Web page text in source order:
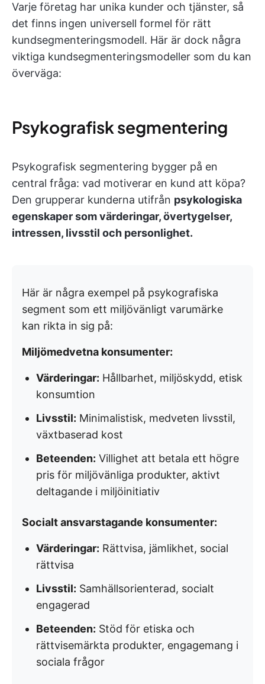
Varje företag har unika kunder och tjänster, så
det finns ingen universell formel för rätt
kundsegmenteringsmodell. Här är dock några
viktiga kundsegmenteringsmodeller som du kan
överväga:
Psykografisk segmentering
Psykografisk segmentering bygger på en
central fråga: vad motiverar en kund att köpa?
Den grupperar kunderna utifrån psykologiska
egenskaper som värderingar, övertygelser,
intressen, livsstil och personlighet.
Här är några exempel på psykografiska
segment som ett miljövänligt varumärke
kan rikta in sig på:
Miljömedvetna konsumenter:
Värderingar: Hållbarhet, miljöskydd, etisk
konsumtion
Livsstil: Minimalistisk, medveten livsstil,
växtbaserad kost
Beteenden: Villighet att betala ett högre
pris för miljövänliga produkter, aktivt
deltagande i miljöinitiativ
Socialt ansvarstagande konsumenter:
Värderingar: Rättvisa, jämlikhet, social
rättvisa
Livsstil: Samhällsorienterad, socialt
engagerad
Beteenden: Stöd för etiska och
rättvisemärkta produkter, engagemang i
sociala frågor